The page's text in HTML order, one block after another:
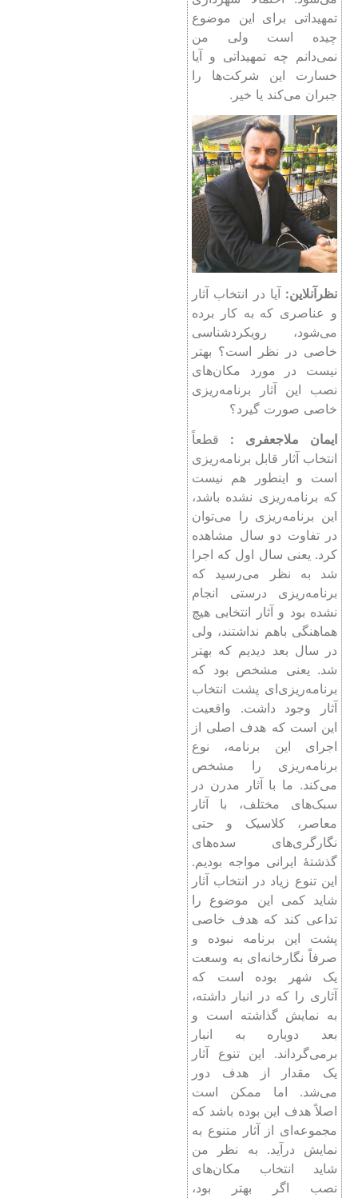
تمهیداتی برای این موضوع
چیده است ولی من
نمی‌دانم چه تمهیداتی و آیا
خسارت این شرکت‌ها را
جبران می‌کند یا خیر.
نظرآنلاین:‌ آیا در انتخاب آثار
و عناصری که به کار برده
می‌شود، رویکردشناسی
خاصی در نظر است؟ بهتر
نیست در مورد مکان‌های
نصب این آثار برنامه‌ریزی
خاصی صورت گیرد؟
ایمان ملاجعفری : قطعاً
انتخاب آثار قابل برنامه‌ریزی
است و اینطور هم نیست
که برنامه‌ریزی نشده باشد،
این برنامه‌ریزی را می‌توان
در تفاوت دو سال مشاهده
کرد. یعنی سال اول که اجرا
شد به نظر می‌رسید که
برنامه‌ریزی درستی انجام
نشده بود و آثار انتخابی هیچ
هماهنگی باهم نداشتند، ولی
در سال بعد دیدیم که بهتر
شد. یعنی مشخص بود که
برنامه‌ریزی‌ای پشت انتخاب
آثار وجود داشت. واقعیت
این است که هدف اصلی از
اجرای این برنامه‌، نوع
برنامه‌ریزی را مشخص
می‌کند. ما با آثار مدرن در
سبک‌های مختلف، با آثار
معاصر، کلاسیک و حتی
نگارگری‌های سده‌های
گذشتۀ ایرانی مواجه بودیم.
این تنوع زیاد در انتخاب آثار
شاید کمی این موضوع را
تداعی کند که هدف خاصی
پشت این برنامه نبوده و
صرفاً نگارخانه‌ای به وسعت
یک شهر بوده است که
آثاری را که در انبار داشته،
به نمایش گذاشته است و
بعد دوباره به انبار
برمی‌گرداند. این تنوع آثار
یک مقدار از هدف دور
می‌شد. اما ممکن است
اصلاً هدف این بوده باشد که
مجموعه‌ای از آثار متنوع به
نمایش درآید. به نظر من
شاید انتخاب مکان‌های
نصب اگر بهتر بود،